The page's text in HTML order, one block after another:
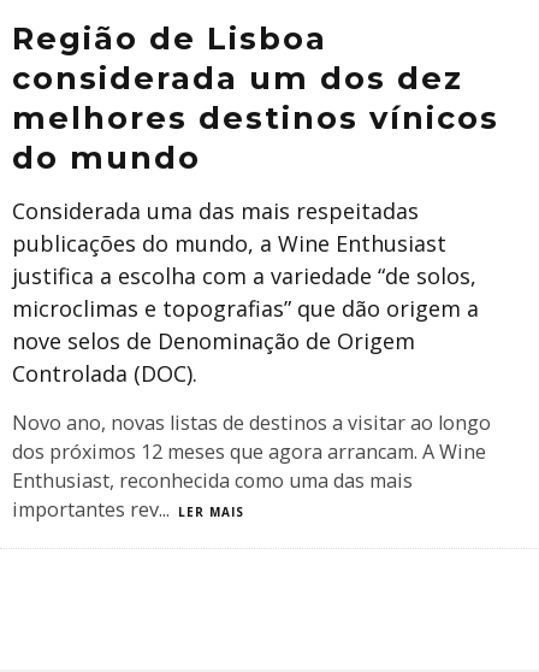
Região de Lisboa
considerada um dos dez
melhores destinos vínicos
do mundo
Considerada uma das mais respeitadas
publicações do mundo, a Wine Enthusiast
justifica a escolha com a variedade “de solos,
microclimas e topografias” que dão origem a
nove selos de Denominação de Origem
Controlada (DOC).
Novo ano, novas listas de destinos a visitar ao longo
dos próximos 12 meses que agora arrancam. A Wine
Enthusiast, reconhecida como uma das mais
importantes rev... LER MAIS